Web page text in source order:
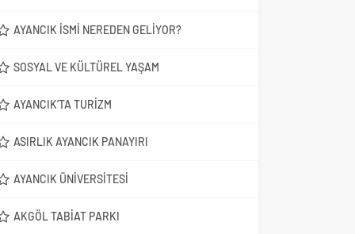
AYANCIK İSMI NEREDEN GELIYOR?
SOSYAL VE KÜLTÜREL YAŞAM
AYANCIK’TA TURIZM
ASIRLIK AYANCIK PANAYIRI
AYANCIK ÜNIVERSITESI
AKGÖL TABIAT PARKI